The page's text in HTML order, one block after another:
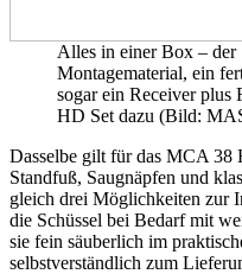
Alles in einer Box – der
Montagematerial, ein
sogar ein Receiver plus
HD Set dazu (Bild:
Dasselbe gilt für das MCA 38
Standfuß, Saugnäpfen und
gleich drei Möglichkeiten zur
die Schüssel bei Bedarf mit
sie fein säuberlich im
selbstverständlich zum